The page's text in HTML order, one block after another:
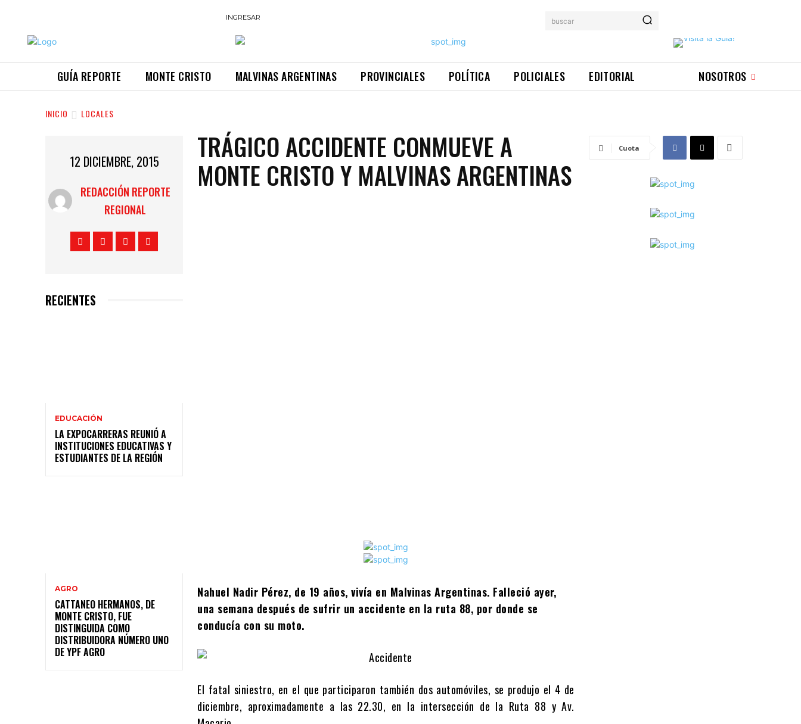
INGRESAR buscar
GUÍA REPORTE MONTE CRISTO MALVINAS ARGENTINAS PROVINCIALES POLÍTICA POLICIALES EDITORIAL NOSOTROS
INICIO LOCALES
12 DICIEMBRE, 2015
REDACCIÓN REPORTE
REGIONAL
RECIENTES
EDUCACIÓN
LA EXPOCARRERAS REUNIÓ A
INSTITUCIONES EDUCATIVAS Y
ESTUDIANTES DE LA REGIÓN
AGRO
CATTANEO HERMANOS, DE
MONTE CRISTO, FUE
DISTINGUIDA COMO
DISTRIBUIDORA NÚMERO UNO
DE YPF AGRO
TRÁGICO ACCIDENTE CONMUEVE A
MONTE CRISTO Y MALVINAS ARGENTINAS
Nahuel Nadir Pérez, de 19 años, vivía en Malvinas Argentinas. Falleció ayer,
una semana después de sufrir un accidente en la ruta 88, por donde se
conducía con su moto.
El fatal siniestro, en el que participaron también dos automóviles, se produjo el 4 de
diciembre, aproximadamente a las 22.30, en la intersección de la Ruta 88 y Av.
Cuota